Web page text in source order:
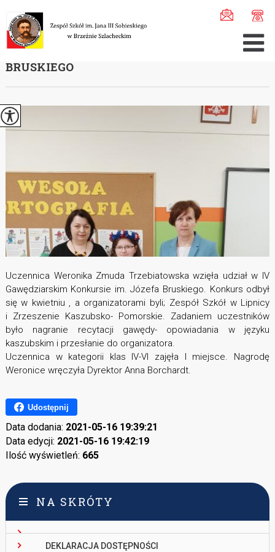
IV Gawędziarski Konk ...
IV GAWĘDZIARSKI KONKURS IM. JÓZEFA
BRUSKIEGO
Uczennica Weronika Zmuda Trzebiatowska wzięła udział w IV
Gawędziarskim Konkursie im. Józefa Bruskiego. Konkurs odbył
się w kwietniu , a organizatorami byli; Zespół Szkół w Lipnicy
i Zrzeszenie Kaszubsko- Pomorskie. Zadaniem uczestników
było nagranie recytacji gawędy- opowiadania w języku
kaszubskim i przesłanie do organizatora.
Uczennica w kategorii klas IV-VI zajęła I miejsce. Nagrodę
Weronice wręczyła Dyrektor Anna Borchardt.
Udostępnij
Data dodania: 2021-05-16 19:39:21
Data edycji: 2021-05-16 19:42:19
Ilość wyświetleń: 665
NA SKRÓTY
DEKLARACJA DOSTĘPNOŚCI